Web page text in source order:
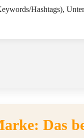
Hashtags),
Das